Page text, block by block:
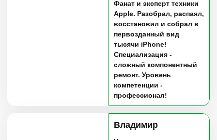
Фанат и эксперт техники
Apple. Разобрал, распаял,
восстановил и собрал в
первозданный вид
тысячи iPhone!
Специализация -
сложный компонентный
ремонт. Уровень
компетенции -
профессионал!
Владимир